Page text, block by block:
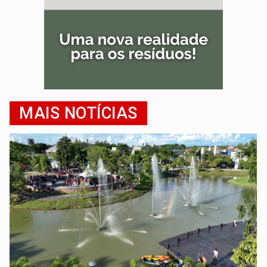
MAIS NOTÍCIAS